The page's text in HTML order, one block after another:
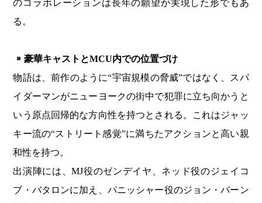
のコラボレーションは長年の願望が実現した形でもあ
る。
豪華キャストとMCU内での位置づけ
物語は、前作のように“宇宙規模の脅威”ではなく、スパ
イダーマンがニューヨークの街中で犯罪に立ち向かうと
いう原点回帰的な方向性を持つとされる。これはジャッ
キー流の“ストリート感覚”に満ちたアクションと高い親
和性を持つ。
出演陣には、MJ役のゼンデイヤ、ネッド役のジェイコ
ブ・バタロンに加え、パニッシャー役のジョン・バーン